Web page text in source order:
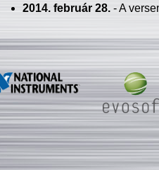
2014. február 28.- A